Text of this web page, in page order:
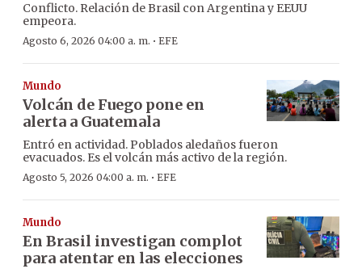
Conflicto. Relación de Brasil con Argentina y EEUU
empeora.
Agosto 6, 2026 04:00 a. m. · EFE
Mundo
Volcán de Fuego pone en
alerta a Guatemala
Entró en actividad. Poblados aledaños fueron
evacuados. Es el volcán más activo de la región.
Agosto 5, 2026 04:00 a. m. · EFE
Mundo
En Brasil investigan complot
para atentar en las elecciones